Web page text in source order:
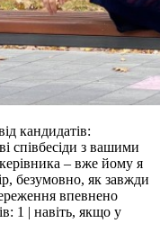
кандидатів:
співбесіди з вашими
– вже йому я
безумовно, як завжди
впевнено
1 | навіть, якщо у